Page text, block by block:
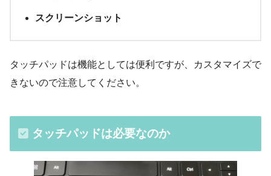
スクリーンショット
タッチパッドは機能としては便利ですが、カスタマイズで
きないので注意してください。
タッチパッドは必要なのか